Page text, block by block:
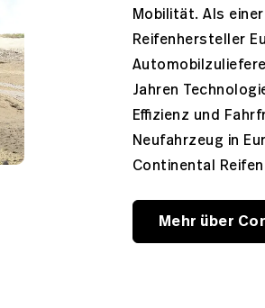
Mobilität. Als
Reifenhersteller
Jahren
Effizienz und
Neufahrzeug in
Continental
Mehr über